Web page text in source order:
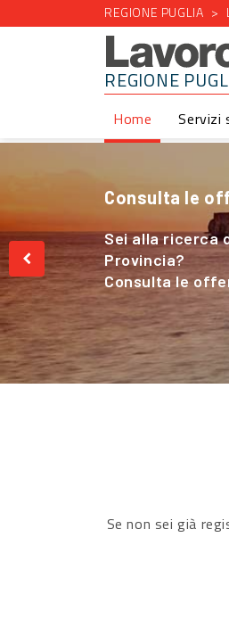
REGIONE PUGLIA
REGIONE
Home Servizi
Consulta le
Sei alla ricerca
Provincia?
Consulta le
Cerchi
Sei alla ricerca
Provincia?
Consulta le
Se non sei già